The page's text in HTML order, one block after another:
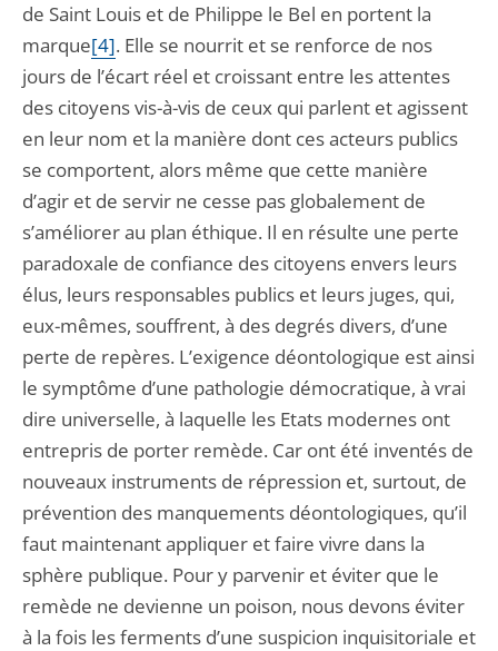
de Saint Louis et de Philippe le Bel en portent la
marque[4]. Elle se nourrit et se renforce de nos
jours de l’écart réel et croissant entre les attentes
des citoyens vis-à-vis de ceux qui parlent et agissent
en leur nom et la manière dont ces acteurs publics
se comportent, alors même que cette manière
d’agir et de servir ne cesse pas globalement de
s’améliorer au plan éthique. Il en résulte une perte
paradoxale de confiance des citoyens envers leurs
élus, leurs responsables publics et leurs juges, qui,
eux-mêmes, souffrent, à des degrés divers, d’une
perte de repères. L’exigence déontologique est ainsi
le symptôme d’une pathologie démocratique, à vrai
dire universelle, à laquelle les Etats modernes ont
entrepris de porter remède. Car ont été inventés de
nouveaux instruments de répression et, surtout, de
prévention des manquements déontologiques, qu’il
faut maintenant appliquer et faire vivre dans la
sphère publique. Pour y parvenir et éviter que le
remède ne devienne un poison, nous devons éviter
à la fois les ferments d’une suspicion inquisitoriale et